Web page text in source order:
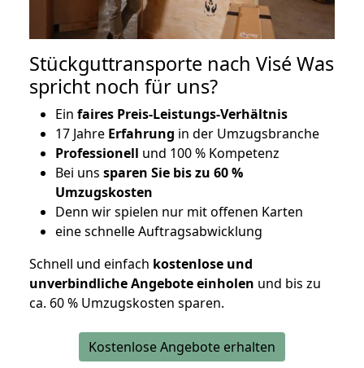
Stückguttransporte nach Visé Was
spricht noch für uns?
Ein faires Preis-Leistungs-Verhältnis
17 Jahre Erfahrung in der Umzugsbranche
Professionell und 100 % Kompetenz
Bei uns sparen Sie bis zu 60 %
Umzugskosten
Denn wir spielen nur mit offenen Karten
eine schnelle Auftragsabwicklung
Schnell und einfach kostenlose und
unverbindliche Angebote einholen und bis zu
ca. 60 % Umzugskosten sparen.
Kostenlose Angebote erhalten